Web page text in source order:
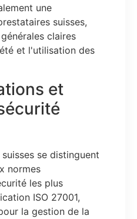
une
suisses,
claires
et l'utilisation des
et
se distinguent
normes
les plus
ISO 27001,
la gestion de la